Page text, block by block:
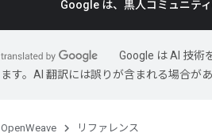
Google は、黒人コミュニテ
Google は AI 技術
ます。AI 翻訳には誤りが含まれる場合があ
OpenWeave リファレンス